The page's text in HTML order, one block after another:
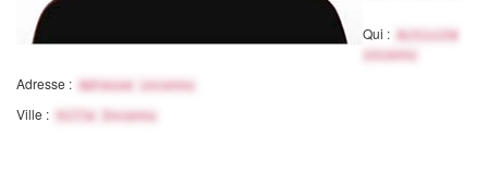
Qui :
Activité
inconnu
Adresse : Adresse inconnu
Ville : Ville Inconnu